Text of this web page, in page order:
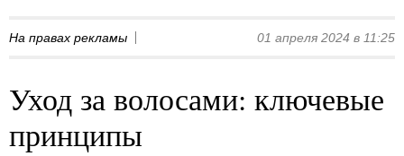
На правах рекламы 01 апреля 2024 в 11:25
Уход за волосами: ключевые
принципы